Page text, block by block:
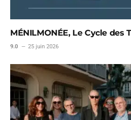
MÉNILMONÉE, Le Cycle des
9.0 25 juin 2026